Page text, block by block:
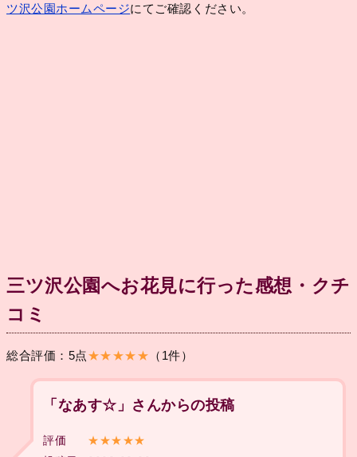
ツ沢公園ホームページにてご確認ください。
三ツ沢公園へお花見に行った感想・クチ
コミ
総合評価：5点★★★★★ （1件）
「なあす☆」さんからの投稿
評価
★★★★★